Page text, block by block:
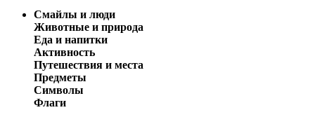
Смайлы и люди
Животные и природа
Еда и напитки
Активность
Путешествия и места
Предметы
Символы
Флаги